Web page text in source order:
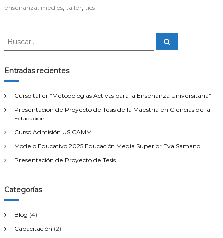
t
n
c
enseñanza, medios, taller, tics
B
c
a
:
B
u
Entradas recientes
Curso taller “Metodologías Activas para la Enseñanza Universitaria”
Presentación de Proyecto de Tesis de la Maestría en Ciencias de la
Educación.
Curso Admisión USICAMM
Modelo Educativo 2025 Educación Media Superior Eva Samano
Presentación de Proyecto de Tesis
Categorías
Blog (4)
Capacitación (2)